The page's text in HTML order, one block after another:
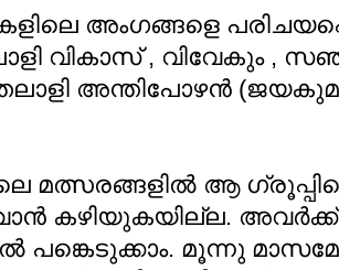
അംഗങ്ങളെ
വികാസ്‌ , വിവേകും ,
അന്തിപോഴന്‍
മത്സരങ്ങളില്‍ ആ
കഴിയുകയില്ല. അവര്‍ക്ക്‌
പങ്കെടുക്കാം. മൂന്നു